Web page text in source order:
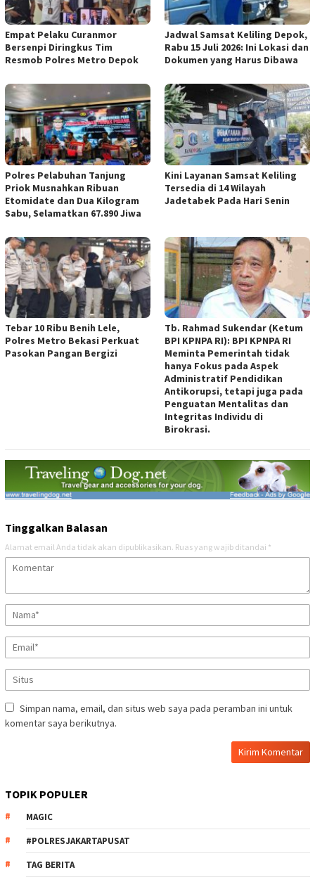
Empat Pelaku Curanmor
Bersenpi Diringkus Tim
Resmob Polres Metro Depok
Jadwal Samsat Keliling Depok,
Rabu 15 Juli 2026: Ini Lokasi dan
Dokumen yang Harus Dibawa
Polres Pelabuhan Tanjung
Priok Musnahkan Ribuan
Etomidate dan Dua Kilogram
Sabu, Selamatkan 67.890 Jiwa
Kini Layanan Samsat Keliling
Tersedia di 14 Wilayah
Jadetabek Pada Hari Senin
Tebar 10 Ribu Benih Lele,
Polres Metro Bekasi Perkuat
Pasokan Pangan Bergizi
Tb. Rahmad Sukendar (Ketum
BPI KPNPA RI): BPI KPNPA RI
Meminta Pemerintah tidak
hanya Fokus pada Aspek
Administratif Pendidikan
Antikorupsi, tetapi juga pada
Penguatan Mentalitas dan
Integritas Individu di
Birokrasi.
Tinggalkan Balasan
Alamat email Anda tidak akan dipublikasikan. Ruas yang wajib ditandai *
Simpan nama, email, dan situs web saya pada peramban ini untuk
komentar saya berikutnya.
TOPIK POPULER
MAGIC
#POLRESJAKARTAPUSAT
TAG BERITA